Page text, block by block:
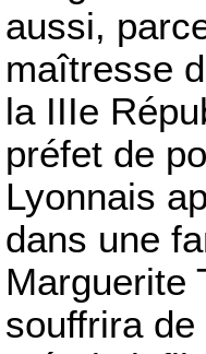
aussi,
maîtresse
la IIIe
préfet de
Lyonnais
dans une
Marguerite
souffrira